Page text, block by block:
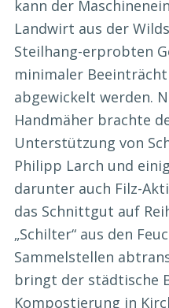
kann der
Landwirt aus der
Steilhang-erprobten
minimaler
abgewickelt werden.
Handmäher brachte
Unterstützung von
Philipp Larch und
darunter auch Filz-
das Schnittgut auf
„Schilter“ aus den
Sammelstellen
bringt der städtische
Kompostierung in